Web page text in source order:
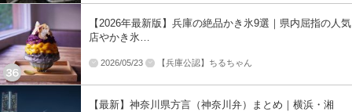
【2026年最新版】兵庫の絶品かき氷9選｜県内屈指の人気
店やかき氷…
2026/05/23 【兵庫公認】ちるちゃん
【最新】神奈川県方言（神奈川弁）まとめ｜横浜・湘